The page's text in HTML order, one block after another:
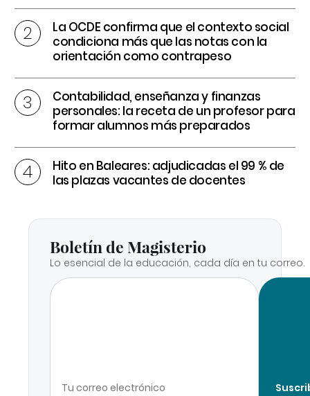
La OCDE confirma que el contexto social
condiciona más que las notas con la
orientación como contrapeso
Contabilidad, enseñanza y finanzas
personales: la receta de un profesor para
formar alumnos más preparados
Hito en Baleares: adjudicadas el 99 % de
las plazas vacantes de docentes
Boletín de Magisterio
Lo esencial de la educación, cada día en tu correo.